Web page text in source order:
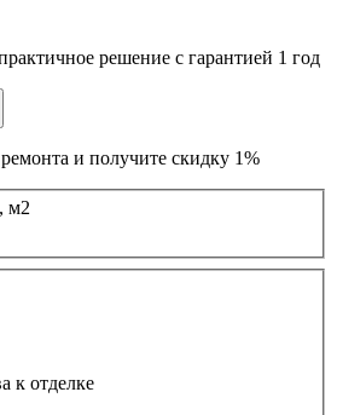
решение с гарантией 1 год
и получите скидку 1%
м2
к отделке